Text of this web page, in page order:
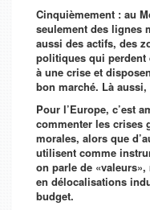
Cinquièmement : au
seulement des lignes
aussi des actifs, des
politiques qui perdent
à une crise et
bon marché. Là
Pour l’Europe, c’est
commenter les crises
morales, alors que
utilisent comme
on parle de
en délocalisations
budget.